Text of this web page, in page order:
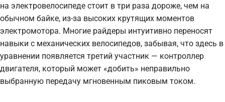
на электровелосипеде стоит в три раза дороже, чем на
обычном байке, из-за высоких крутящих моментов
электромотора. Многие райдеры интуитивно переносят
навыки с механических велосипедов, забывая, что здесь в
уравнении появляется третий участник — контроллер
двигателя, который может «добить» неправильно
выбранную передачу мгновенным пиковым током.